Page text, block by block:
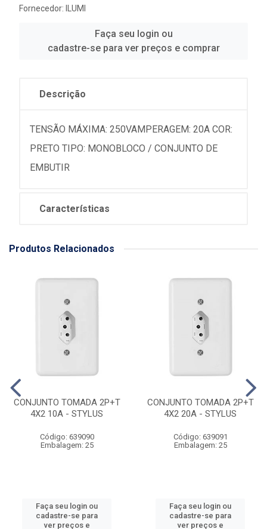
Fornecedor: ILUMI
Faça seu login ou
cadastre-se para ver preços e comprar
Descrição
TENSÃO MÁXIMA: 250VAMPERAGEM: 20A COR:
PRETO TIPO: MONOBLOCO / CONJUNTO DE
EMBUTIR
Características
Produtos Relacionados
CONJUNTO TOMADA 2P+T
4X2 10A - STYLUS
Código: 639090
Embalagem: 25
Faça seu login ou
cadastre-se para
ver preços e
CONJUNTO TOMADA 2P+T
4X2 20A - STYLUS
Código: 639091
Embalagem: 25
Faça seu login ou
cadastre-se para
ver preços e